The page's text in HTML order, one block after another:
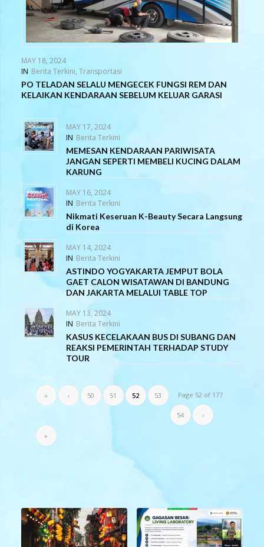
MAY 18, 2024
IN Berita Terkini, Transportasi
PO TELADAN SELALU MENGECEK FUNGSI REM DAN
KELAIKAN KENDARAAN SEBELUM KELUAR GARASI
MAY 17, 2024
IN Berita Terkini
MEMESAN KENDARAAN PARIWISATA
JANGAN SEPERTI MEMBELI KUCING DALAM
KARUNG
MAY 16, 2024
IN Berita Terkini
Nikmati Keseruan K-Beauty Secara Langsung
di Korea
MAY 14, 2024
IN Berita Terkini
ASTINDO YOGYAKARTA JEMPUT BOLA
GAET CALON WISATAWAN DI BANDUNG
DAN JAKARTA MELALUI TABLE TOP
MAY 13, 2024
IN Berita Terkini
KASUS KECELAKAAN BUS DI SUBANG DAN
REAKSI PEMERINTAH TERHADAP STUDY
TOUR
Page 52 of 177
« ‹ 50 51 52 53
54 ›
»